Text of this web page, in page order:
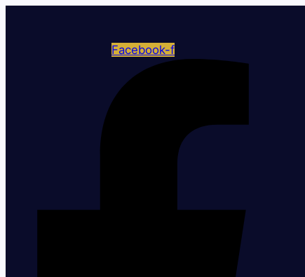
Facebook-f